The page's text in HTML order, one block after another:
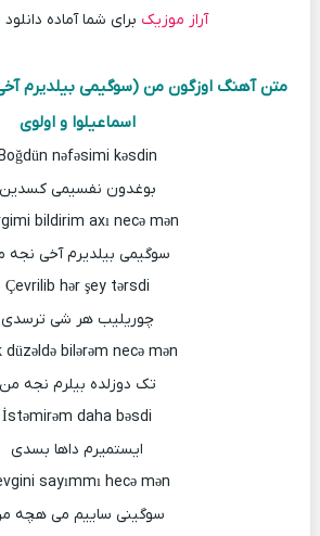
آراز موزیک برای شما آماده
متن آهنگ اوزگون من (سوگیمی بیلدیرم
اسماعیلوا و اولوی
nəfəsimi kəsdin
بوغدون نفسیمی کسدین
bildirim axı necə mən
سوگیمی بیلدیرم آخی نجه
Çevrilib hər şey tərsdi
چوریلیب هر شی ترسدی
düzəldə bilərəm necə mən
تک دوزلده بیلرم نجه من
İstəmirəm daha bəsdi
ایستمیرم داها بسدی
sayımmı hecə mən
سوگینی ساییم می هچه